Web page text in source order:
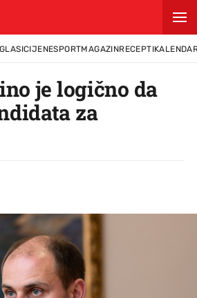
CIJENESPORTMAGAZINRECEPTI
je logično da
za